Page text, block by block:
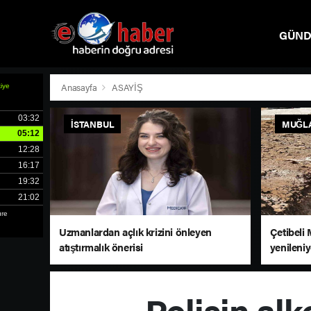
Anasayfa ASAYİŞ
İSTANBUL
Uzmanlardan açlık krizini önleyen
atıştırmalık önerisi
Çetibeli